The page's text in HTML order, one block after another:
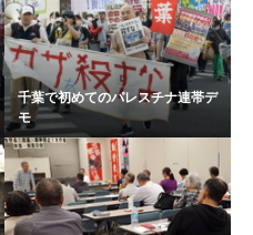
千葉で初めてのパレスチナ連帯デ
モ